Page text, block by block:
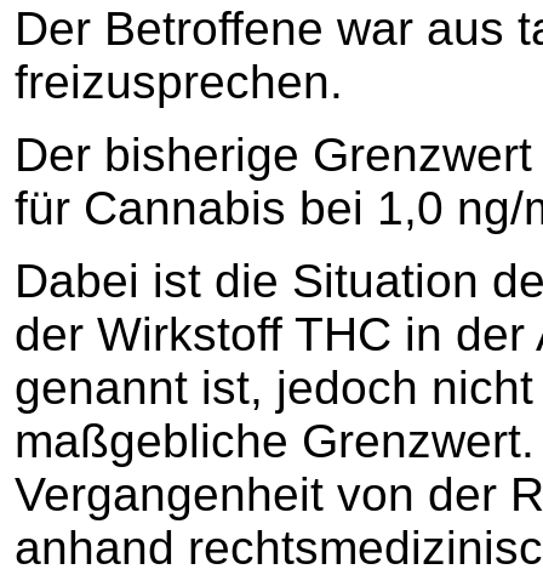
Der Betroffene war aus
freizusprechen.
Der bisherige
für Cannabis bei 1,0 ng/
Dabei ist die Situation
der Wirkstoff THC in
genannt ist, jedoch
maßgebliche
Vergangenheit von der
anhand